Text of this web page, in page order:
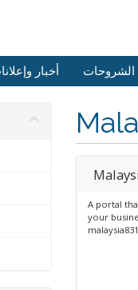
أخبار الشروحات
A portal
your